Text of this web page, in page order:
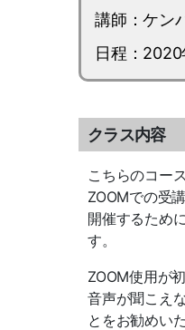
講師：ケン
日程：2020
クラス内容
こちらのコー
ZOOMでの受
開催するため
す。
ZOOM使用が
音声が聞こえ
とをお勧めい